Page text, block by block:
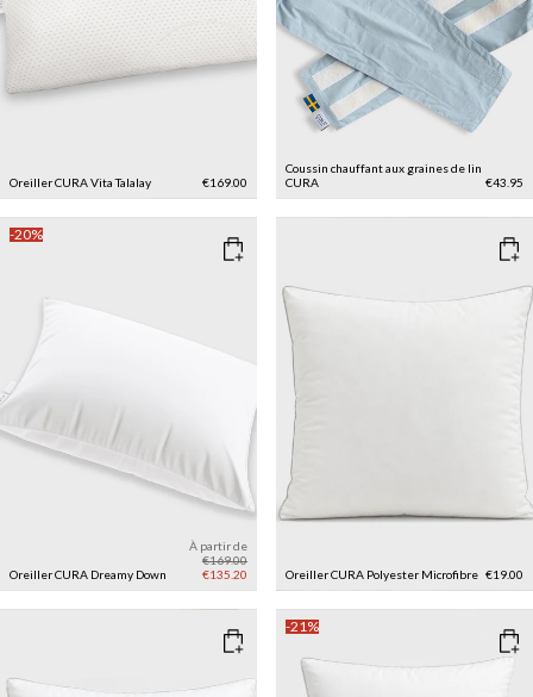
Oreiller CURA Vita Talalay €169.00
Coussin chauffant aux graines de lin
CURA
€43.95
-20%
Oreiller CURA Dreamy Down
À partir de
€169.00
€135.20
Oreiller CURA Polyester Microfibre €19.00
-21%